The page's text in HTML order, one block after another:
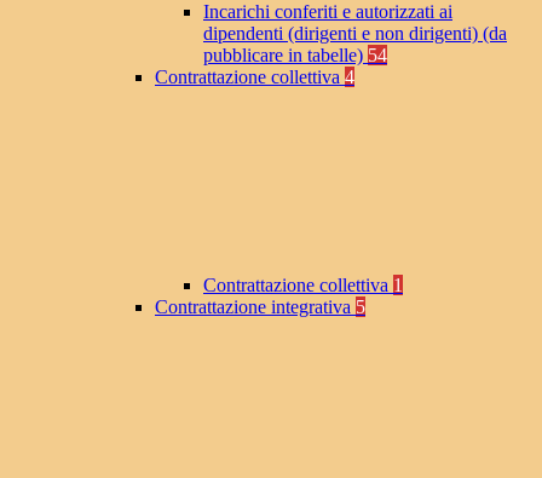
Incarichi conferiti e autorizzati ai
dipendenti (dirigenti e non dirigenti) (da
pubblicare in tabelle) 54
Contrattazione collettiva 4
Contrattazione collettiva 1
Contrattazione integrativa 5